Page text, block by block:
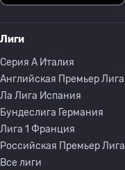
Лиги
Серия A Италия
Английская Премьер Лига
Ла Лига Испания
Бундеслига Германия
Лига 1 Франция
Российская Премьер Лига
Все лиги